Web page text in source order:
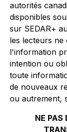
autorités
disponibles
sur SEDAR+
les lecteurs ne
l'information
intention ou
toute
de nouveaux
ou autrement,
NE PAS